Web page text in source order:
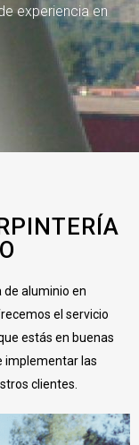
experiencia en
de aluminio en
el servicio
estás en buenas
implementar las
clientes.